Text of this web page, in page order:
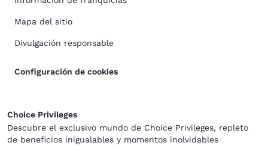
Mapa del sitio
Divulgación responsable
Configuración de cookies
Choice Privileges
Descubre el exclusivo mundo de Choice Privileges, repleto
de beneficios inigualables y momentos inolvidables